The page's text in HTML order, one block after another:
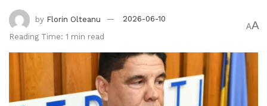
by Florin Olteanu
2026-06-10
Reading Time: 1 min read
AA